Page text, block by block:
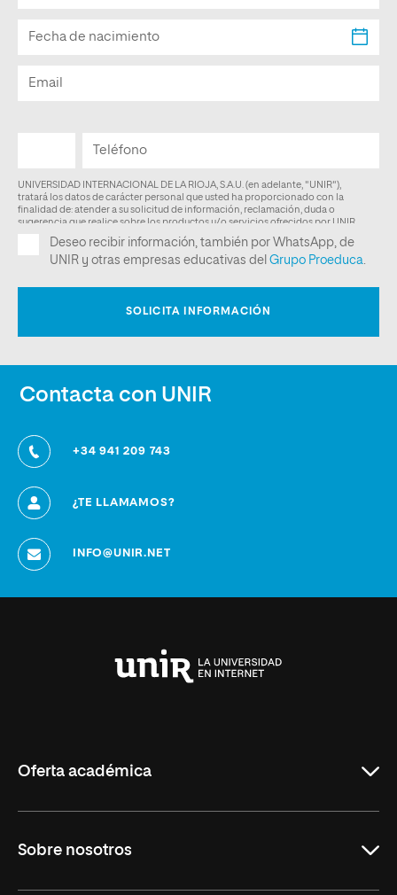
Contacta con UNIR
+34 941 209 743
¿TE LLAMAMOS?
INFO@UNIR.NET
Oferta académica
Másteres Oficiales
Sobre nosotros